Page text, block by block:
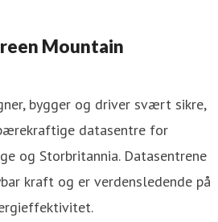
Mountain
bygger og driver svært sikre,
datasentre for
og Storbritannia. Datasentrene
kraft og er verdensledende på